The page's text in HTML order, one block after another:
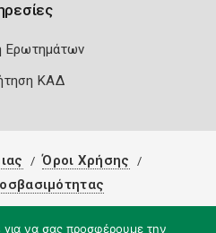
Ερωτημάτων
ΚΑΔ
Όροι Χρήσης
για να σας προσφέρουμε την